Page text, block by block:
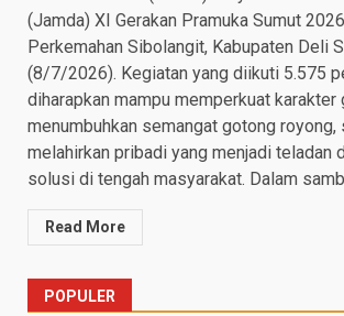
(Jamda) XI Gerakan Pramuka Sumut
Perkemahan Sibolangit, Kabupaten Deli
(8/7/2026). Kegiatan yang diikuti 5.575
diharapkan mampu memperkuat karakter
menumbuhkan semangat gotong royong,
melahirkan pribadi yang menjadi teladan
solusi di tengah masyarakat. Dalam
Read More
POPULER